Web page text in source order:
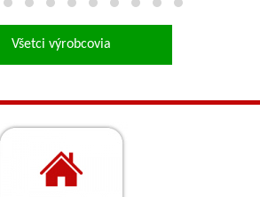
Všetci výrobcovia